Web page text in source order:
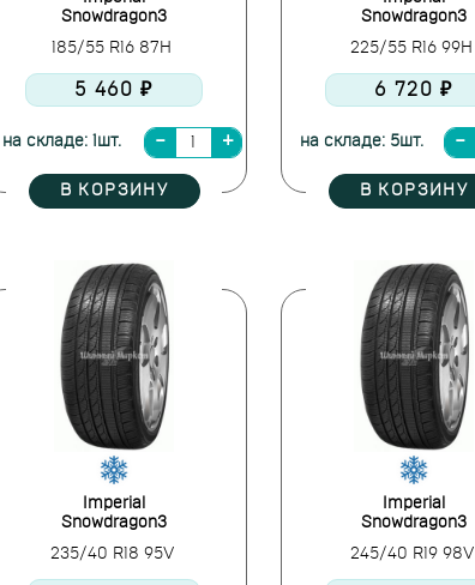
Snowdragon3
185/55 R16 87H
5 460 ₽
на складе: 1шт.
В КОРЗИНУ
Snowdragon3
225/55 R16 99H
6 720 ₽
на складе: 5шт.
В КОРЗИНУ
Imperial
Snowdragon3
235/40 R18 95V
Imperial
Snowdragon3
245/40 R19 98V